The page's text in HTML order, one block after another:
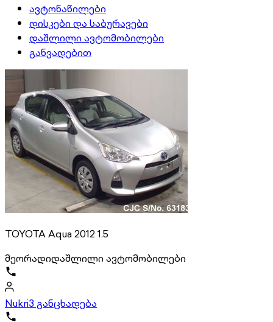
ავტონაწილები
დისკები და საბურავები
დაშლილი ავტომობილები
განვადებით
TOYOTA Aqua 2012 1.5
მეორადიდაშლილი ავტომობილები
Nukri3 განცხადება